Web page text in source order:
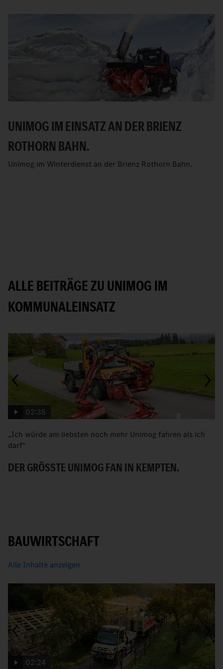
UNIMOG IM EINSATZ AN DER BRIENZ
ROTHORN BAHN.
Unimog im Winterdienst an der Brienz Rothorn Bahn.
ALLE BEITRÄGE ZU UNIMOG IM
KOMMUNALEINSATZ
02:35
„Ich würde am liebsten noch mehr Unimog fahren als ich
darf“
DER GRÖSSTE UNIMOG FAN IN KEMPTEN.
BAUWIRTSCHAFT
Alle Inhalte anzeigen
02:24